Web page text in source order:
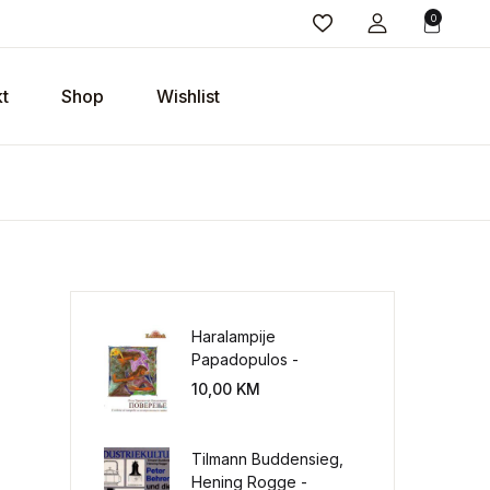
0
Shop Wishlist
Haralampije
Papadopulos -
Poverenje: sloboda od
10,00 KM
Tilmann Buddensieg,
Hening Rogge -